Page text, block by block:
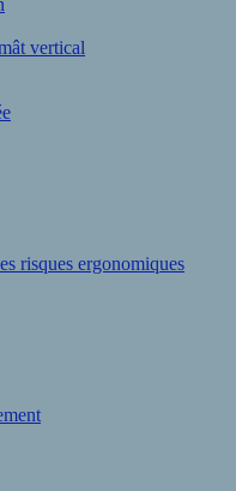
vertical
risques ergonomiques